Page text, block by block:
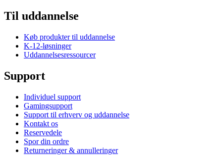
Til uddannelse
Køb produkter til uddannelse
K-12-løsninger
Uddannelsesressourcer
Support
Individuel support
Gamingsupport
Support til erhverv og uddannelse
Kontakt os
Reservedele
Spor din ordre
Returneringer & annulleringer